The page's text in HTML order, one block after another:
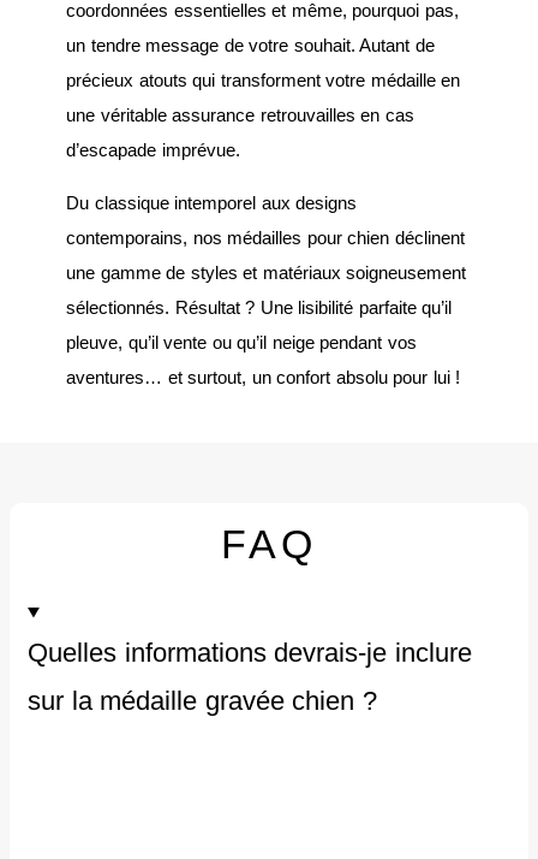
coordonnées essentielles et même, pourquoi pas,
un tendre message de votre souhait. Autant de
précieux atouts qui transforment votre médaille en
une véritable assurance retrouvailles en cas
d’escapade imprévue.
Du classique intemporel aux designs
contemporains, nos médailles pour chien déclinent
une gamme de styles et matériaux soigneusement
sélectionnés. Résultat ? Une lisibilité parfaite qu’il
pleuve, qu’il vente ou qu’il neige pendant vos
aventures… et surtout, un confort absolu pour lui !
FAQ
Quelles informations devrais-je inclure
sur la médaille gravée chien ?